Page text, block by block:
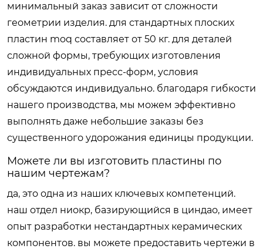
минимальный заказ зависит от сложности
геометрии изделия. для стандартных плоских
пластин moq составляет от 50 кг. для деталей
сложной формы, требующих изготовления
индивидуальных пресс-форм, условия
обсуждаются индивидуально. благодаря гибкости
нашего производства, мы можем эффективно
выполнять даже небольшие заказы без
существенного удорожания единицы продукции.
Можете ли вы изготовить пластины по
нашим чертежам?
да, это одна из наших ключевых компетенций.
наш отдел ниокр, базирующийся в циндао, имеет
опыт разработки нестандартных керамических
компонентов. вы можете предоставить чертежи в